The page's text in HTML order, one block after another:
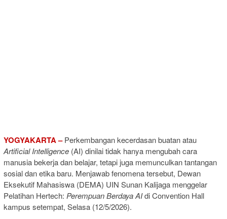
YOGYAKARTA –Perkembangan kecerdasan buatan atau
Artificial Intelligence (AI) dinilai tidak hanya mengubah cara
manusia bekerja dan belajar, tetapi juga memunculkan tantangan
sosial dan etika baru. Menjawab fenomena tersebut, Dewan
Eksekutif Mahasiswa (DEMA) UIN Sunan Kalijaga menggelar
Pelatihan Hertech: Perempuan Berdaya AIdi Convention Hall
kampus setempat, Selasa (12/5/2026).